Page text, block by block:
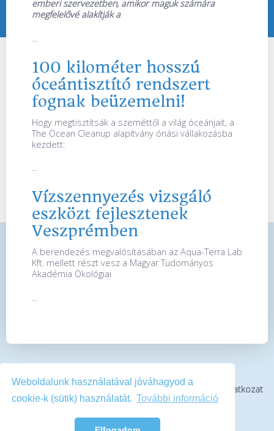
Weboldalunk használatával jóváhagyod a
cookie-k (sütik) használatát. További információ
emberi szervezetben, amikor maguk számára
megfelelővé alakítják a
100 kilométer hosszú
óceántisztító rendszert
fognak beüzemelni!
Hogy megtisztítsák a szeméttől a világ óceánjait, a
The Ocean Cleanup alapítvány óriási vállakozásba
kezdett:
...
Vízszennyezés vizsgáló
eszközt fejlesztenek
Veszprémben
A berendezés megvalósításában az Aqua-Terra Lab
Kft. mellett részt vesz a Magyar Tudományos
Akadémia Ökológiai
...
Impresszum Médiaajánlat Jogi nyilatkozat